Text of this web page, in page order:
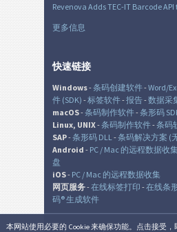
本网站使用必要的 Cookie 来确保功能。点击接受
Revenova Adds TEC-IT Barcode API
更多信息
快速链接
Windows-条码创建软件-Word/
件 (SDK) -标签软件-报告-数据采
macOS-条码制作软件-条形码
Linux, UNIX-条码制作软件-条码
SAP-条形码 DLL -条码解决方案 (
Android - PC / Mac 的远程数据收
盘
iOS- PC / Mac 的远程数据收集
网页服务-在线标签打印 -在线条
码® 生成软件